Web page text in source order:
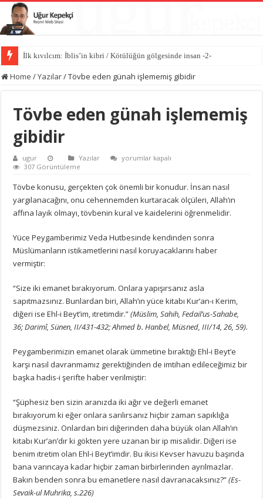
İlk kıvılcım: İblis’in kibri / Kötülüğün gölgesinde insan -2-
Kötülüğün anatomisi / Kötülüğün gölgesinde insan -1-
Home /Yazılar/Tövbe eden günah işlememiş gibidir
Tövbe eden günah işlememiş
gibidir
ugur Yazılar
Tövbe
işlememiş
gibidir
için
yorumlar kapalı
307 Görüntüleme
Tövbe konusu, gerçekten çok önemli bir konudur. İnsan nasıl
yargılanacağını, onu cehennemden kurtaracak ölçüleri, Allah’ın
affına layık olmayı, tövbenin kural ve kaidelerini öğrenmelidir.
Yüce Peygamberimiz Veda Hutbesinde kendinden sonra
Müslümanların istikametlerini nasıl koruyacaklarını haber
vermiştir:
“Size iki emanet bırakıyorum. Onlara yapışırsanız asla
sapıtmazsınız. Bunlardan biri, Allah’ın yüce kitabı Kur’an-ı Kerim,
diğeri ise Ehl-i Beyt’im, ıtretimdir.”(Müslim, Sahih, Fedail’us-Sahabe,
36; Darimî, Sünen, II/431-432; Ahmed b. Hanbel, Müsned, III/14, 26, 59).
Peygamberimizin emanet olarak ümmetine bıraktığı Ehl-i Beyt’e
karşı nasıl davranmamız gerektiğinden de imtihan edileceğimiz bir
başka hadis-i şerifte haber verilmiştir:
“Şüphesiz ben sizin aranızda iki ağır ve değerli emanet
bırakıyorum ki eğer onlara sarılırsanız hiçbir zaman sapıklığa
düşmezsiniz. Onlardan biri diğerinden daha büyük olan Allah’ın
kitabı Kur’an’dır ki gökten yere uzanan bir ip misalidir. Diğeri ise
benim ıtretim olan Ehl-i Beyt’imdir. Bu ikisi Kevser havuzu başında
bana varıncaya kadar hiçbir zaman birbirlerinden ayrılmazlar.
Bakın benden sonra bu emanetlere nasıl davranacaksınız?”(Es-
Sevaik-ul Muhrika, s.226)